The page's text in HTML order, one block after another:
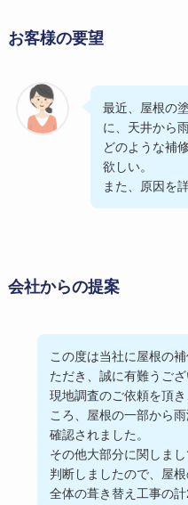
お客様の要望
最近、屋根の
に、天井から
どのような補
欲しい。
また、原因を
会社からの提案
この度は当社に屋根の
ただき、誠に有難うござ
現地調査のご依頼を頂
ころ、屋根の一部から
確認されました。
その他大部分に関しま
判断しましたので、屋
全体の葺き替え工事の